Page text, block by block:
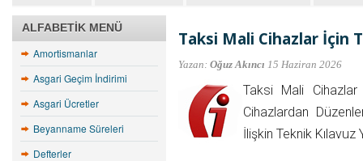
ALFABETIK MENÜ
Amortismanlar
Asgari Geçim İndirimi
Asgari Ücretler
Beyanname Süreleri
Defterler
Taksi Mali Cihazlar İçin
Yazan: Oğuz Akıncı 15 Haziran 2026
Taksi Mali Cihazlar
Cihazlardan
İlişkin Teknik Kılavuz